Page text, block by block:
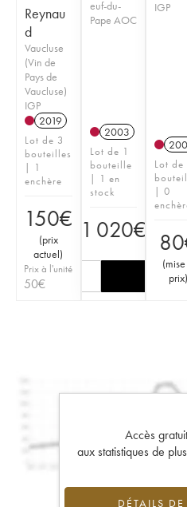
Reynau
d
Vaucluse
(Vin de
Pays de
Vaucluse)
IGP
2019
Lot de 3
bouteilles
| 1
enchère
150€
(prix
actuel)
Prix à l'unité
50€
euf-du-
Pape AOC
2003
Lot de 1
bouteille
| 1 en
stock
1 020€
IGP
Lot de
| 0
80
(
prix)
Accès
aux statistiques de
DÉTAILS